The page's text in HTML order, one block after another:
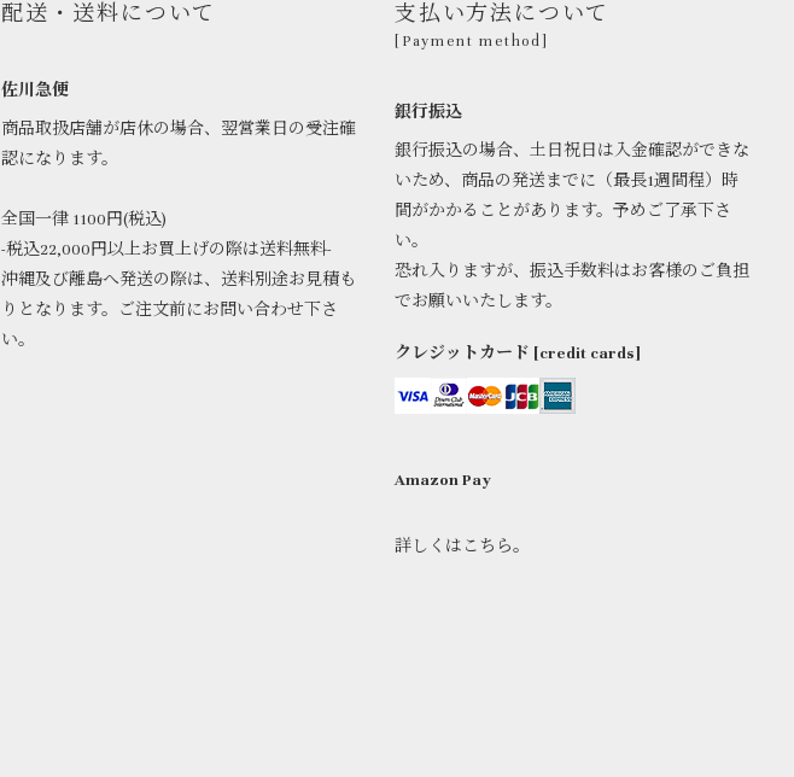
配送・送料について
佐川急便
商品取扱店舗が店休の場合、翌営業日の受注確
認になります。
全国一律 1100円(税込)
-税込22,000円以上お買上げの際は送料無料-
沖縄及び離島へ発送の際は、送料別途お見積も
りとなります。ご注文前にお問い合わせ下さ
い。
支払い方法について
[Payment method]
銀行振込
銀行振込の場合、土日祝日は入金確認ができな
いため、商品の発送までに（最長1週間程）時
間がかかることがあります。予めご了承下さ
い。
恐れ入りますが、振込手数料はお客様のご負担
でお願いいたします。
クレジットカード [credit cards]
Amazon Pay
詳しくはこちら。